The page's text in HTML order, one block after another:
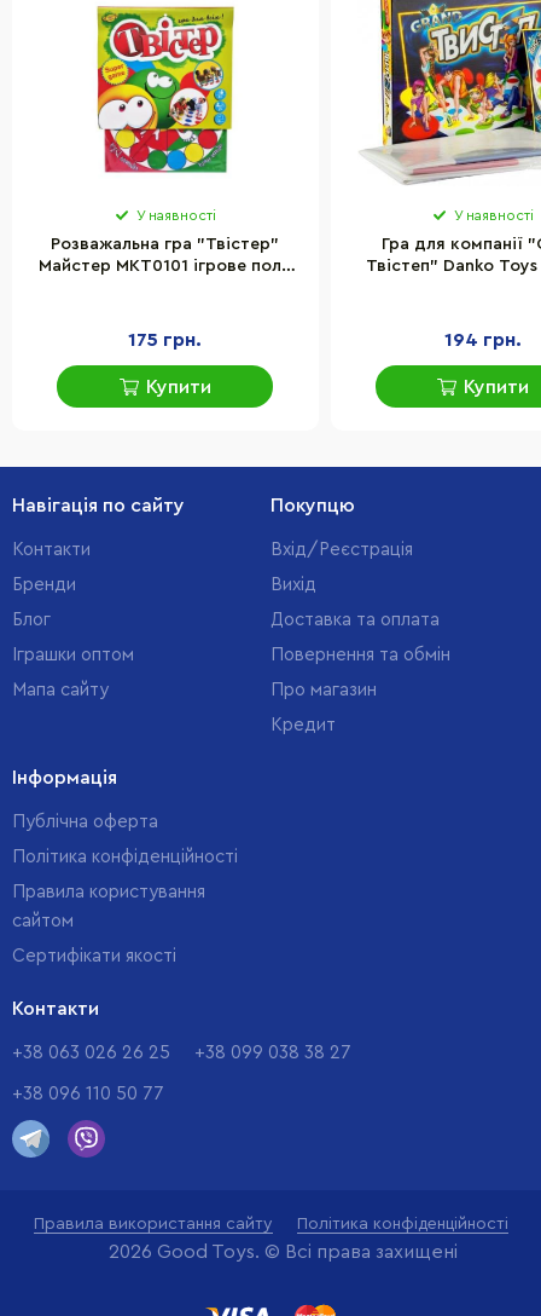
У наявності
Розважальна гра "Твістер"
Майстер MKT0101 ігрове поле
175 грн.
Купити
У наявності
Гра для компанії
Твістеп" Danko
194 грн.
Купити
Навігація по сайту
Контакти
Бренди
Блог
Іграшки оптом
Мапа сайту
Покупцю
Вхід/Реєстрація
Вихід
Доставка та оплата
Повернення та обмін
Про магазин
Кредит
Інформація
Публічна оферта
Політика конфіденційності
Правила користування
сайтом
Cертифікати якості
Контакти
+38 063 026 26 25 +38 099 038 38 27
+38 096 110 50 77
Правила використання сайту Політика конфіденційності
2026 Good Toys. © Всі права захищені